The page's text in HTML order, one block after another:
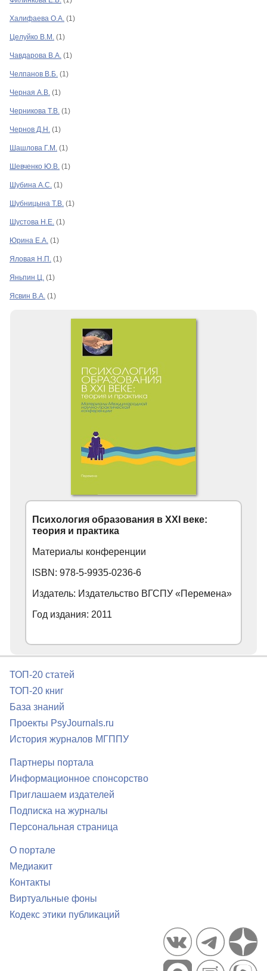
Халифаева О.А. (1)
Целуйко В.М. (1)
Чавдарова В.А. (1)
Челпанов В.Б. (1)
Черная А.В. (1)
Черникова Т.В. (1)
Чернов Д.Н. (1)
Шашлова Г.М. (1)
Шевченко Ю.В. (1)
Шубина А.С. (1)
Шубницына Т.В. (1)
Шустова Н.Е. (1)
Юрина Е.А. (1)
Яловая Н.П. (1)
Яньпин Ц. (1)
Ясвин В.А. (1)
Психология образования в XXI веке:
теория и практика
Материалы конференции
ISBN: 978-5-9935-0236-6
Издатель: Издательство ВГСПУ «Перемена»
Год издания: 2011
ТОП-20 статей
ТОП-20 книг
База знаний
Проекты PsyJournals.ru
История журналов МГППУ
Партнеры портала
Информационное спонсорство
Приглашаем издателей
Подписка на журналы
Персональная страница
О портале
Медиакит
Контакты
Виртуальные фоны
Кодекс этики публикаций